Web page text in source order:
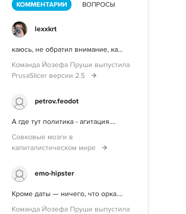
КОММЕНТАРИИ ВОПРОСЫ
lexxkrt
каюсь, не обратил внимание, ка...
Команда Йозефа Пруши выпустила
PrusaSlicer версии 2.5
petrov.feodot
А где тут политика - агитация....
Совковые мозги в
капиталистическом мире
emo-hipster
Кроме даты — ничего, что орка....
Команда Йозефа Пруши выпустила